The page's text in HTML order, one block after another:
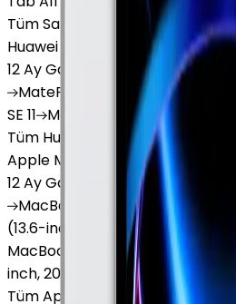
Tüm Samsung Tablet'ler
Huawei Tablet
12 Ay Garanti
6 Taksit
MatePad
MatePad
SE 11
MatePad
12 X
Tüm Huawei Tablet'ler
Apple Macbook
12 Ay Garanti
12 Taksit
MacBook
Air 13" (13-inch, 2020)
(13.6-inch, 2022)
MacBookAir
MacBook
Pro 16" (16-inch, 2019)
inch, 2024)
MacBook Air 13"
Tüm Apple Macbook'lar